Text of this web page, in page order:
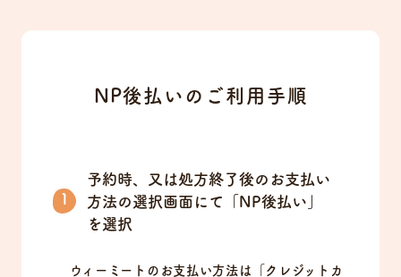
NP後払いのご利用手順
予約時、又は処方終了後のお支払い
方法の選択画面にて「NP後払い」
を選択
ウィーミートのお支払い方法は「クレジットカ